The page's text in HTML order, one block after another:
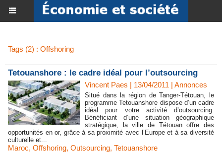
Tags (2) : Offshoring
Tetouanshore : le cadre idéal pour l’outsourcing
Vincent Paes | 13/04/2011 | Annonces
Situé dans la région de Tanger-Tétouan, le
programme Tetouanshore dispose d’un cadre
idéal pour votre activité d’outsourcing.
Bénéficiant d’une situation géographique
stratégique, la ville de Tétouan offre des
opportunités en or, grâce à sa proximité avec l’Europe et à sa diversité
culturelle et...
Maroc, Offshoring, Outsourcing, Tetouanshore